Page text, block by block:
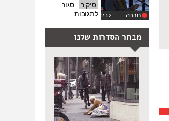
חברה
סיקור
סגור
לתגובותעל
אפרת
מדליקה
משואה
מבחר הסדרות שלנו